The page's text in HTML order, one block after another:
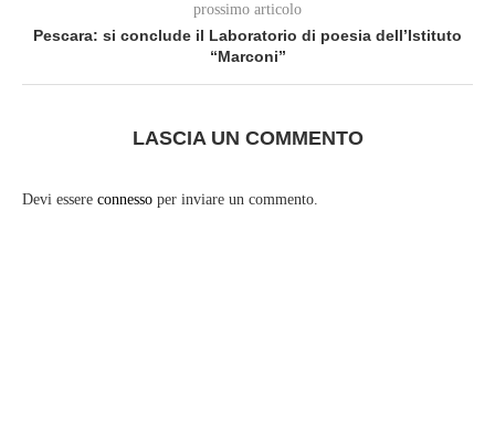
prossimo articolo
Pescara: si conclude il Laboratorio di poesia dell’Istituto
“Marconi”
LASCIA UN COMMENTO
Devi essere connesso per inviare un commento.